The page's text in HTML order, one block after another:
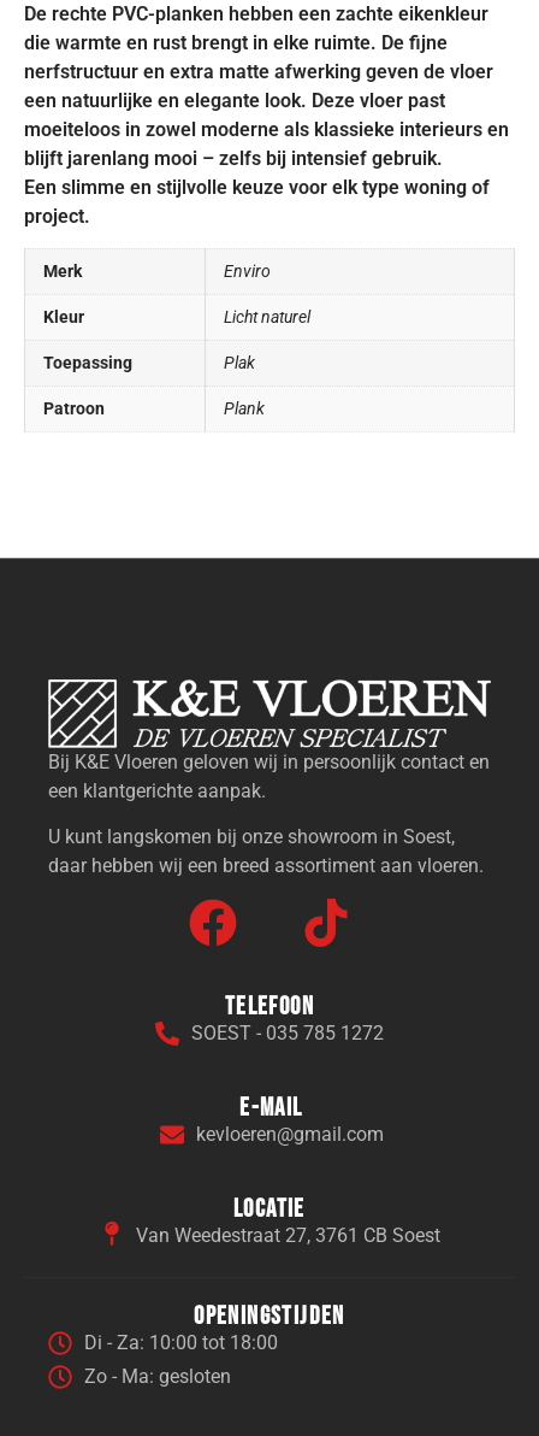
De rechte PVC-planken hebben een zachte eikenkleur
die warmte en rust brengt in elke ruimte. De fijne
nerfstructuur en extra matte afwerking geven de vloer
een natuurlijke en elegante look. Deze vloer past
moeiteloos in zowel moderne als klassieke interieurs en
blijft jarenlang mooi – zelfs bij intensief gebruik.
Een slimme en stijlvolle keuze voor elk type woning of
project.
Merk Enviro
Kleur Licht naturel
Toepassing Plak
Patroon Plank
Bij K&E Vloeren geloven wij in persoonlijk contact en
een klantgerichte aanpak.
U kunt langskomen bij onze showroom in Soest,
daar hebben wij een breed assortiment aan vloeren.
Telefoon
SOEST - 035 785 1272
E-mail
kevloeren@gmail.com
Locatie
Van Weedestraat 27, 3761 CB Soest
Openingstijden
Di - Za: 10:00 tot 18:00
Zo - Ma: gesloten